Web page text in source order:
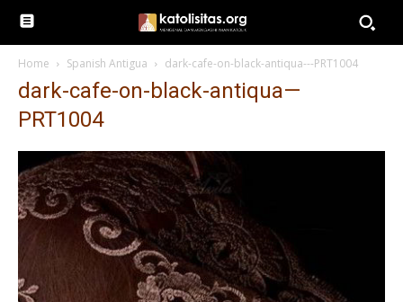
Home Spanish Antigua dark-cafe-on-black-antiqua---PRT1004
dark-cafe-on-black-antiqua—
PRT1004